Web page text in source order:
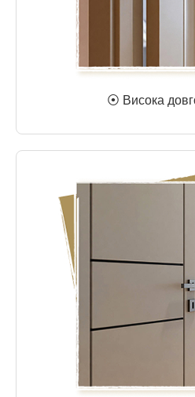
⦿ Висока